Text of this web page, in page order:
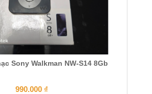
Sony Walkman NW-S14 8Gb
990.000 ₫